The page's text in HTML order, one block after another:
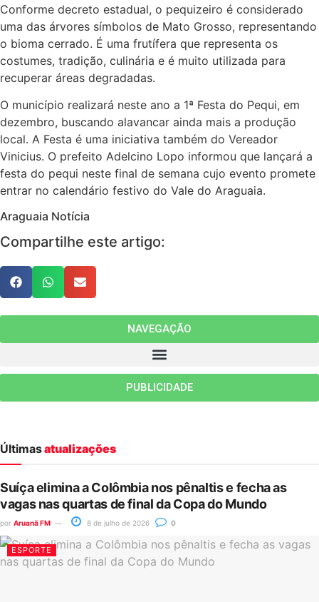
Conforme decreto estadual, o pequizeiro é considerado
uma das árvores símbolos de Mato Grosso, representando
o bioma cerrado. É uma frutífera que representa os
costumes, tradição, culinária e é muito utilizada para
recuperar áreas degradadas.
O município realizará neste ano a 1ª Festa do Pequi, em
dezembro, buscando alavancar ainda mais a produção
local. A Festa é uma iniciativa também do Vereador
Vinicius. O prefeito Adelcino Lopo informou que lançará a
festa do pequi neste final de semana cujo evento promete
entrar no calendário festivo do Vale do Araguaia.
Araguaia Notícia
Compartilhe este artigo:
NAVEGAÇÃO
PUBLICIDADE
Últimasatualizações
Suíça elimina a Colômbia nos pênaltis e fecha as
vagas nas quartas de final da Copa do Mundo
por Aruanã FM 8 de julho de 2026 0
ESPORTE